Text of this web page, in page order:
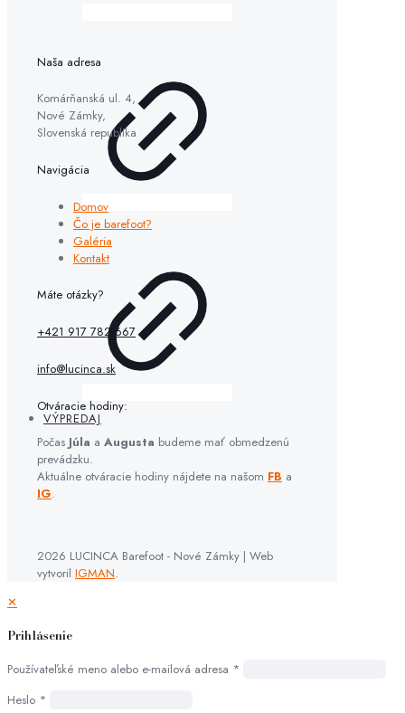
VÝPREDAJ
Naša adresa
Komárňanská ul. 4,
Nové Zámky,
Slovenská republika
Navigácia
Domov
Čo je barefoot?
Galéria
Kontakt
Máte otázky?
+421 917 782 667
info@lucinca.sk
Otváracie hodiny:
Počas Júla a Augusta budeme mať obmedzenú
prevádzku.
Aktuálne otváracie hodiny nájdete na našom FB a
IG.
2026 LUCINCA Barefoot - Nové Zámky | Web
vytvoril IGMAN.
✕
Prihlásenie
Používateľské meno alebo e-mailová adresa *
Heslo *